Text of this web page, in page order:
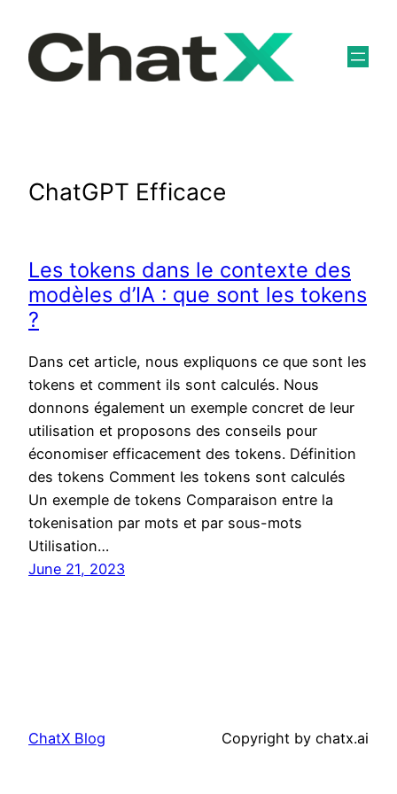
content
ChatGPT Efficace
Les tokens dans le contexte des
modèles d’IA : que sont les tokens
?
Dans cet article, nous expliquons ce que sont les
tokens et comment ils sont calculés. Nous
donnons également un exemple concret de leur
utilisation et proposons des conseils pour
économiser efficacement des tokens. Définition
des tokens Comment les tokens sont calculés
Un exemple de tokens Comparaison entre la
tokenisation par mots et par sous-mots
Utilisation…
June 21, 2023
ChatX Blog Copyright by chatx.ai